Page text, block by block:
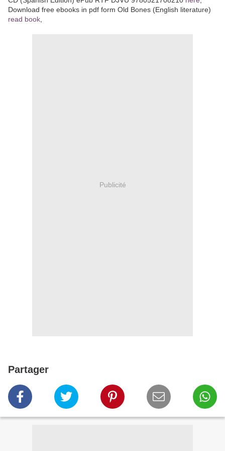
Download free ebooks in pdf form Old Bones (English literature)
read book
Publicité
Partager